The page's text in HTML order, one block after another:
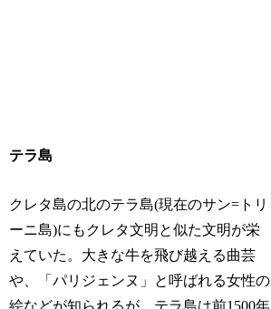
テラ島
クレタ島の北のテラ島(現在のサン=トリ
ーニ島)にもクレタ文明と似た文明が栄
えていた。大きな牛を飛び越える曲芸
や、「パリジェンヌ」と呼ばれる女性の